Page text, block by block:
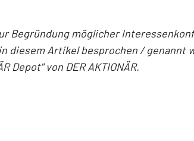
Begründung möglicher
diesem Artikel besprochen / genannt
Depot" von DER AKTIONÄR.